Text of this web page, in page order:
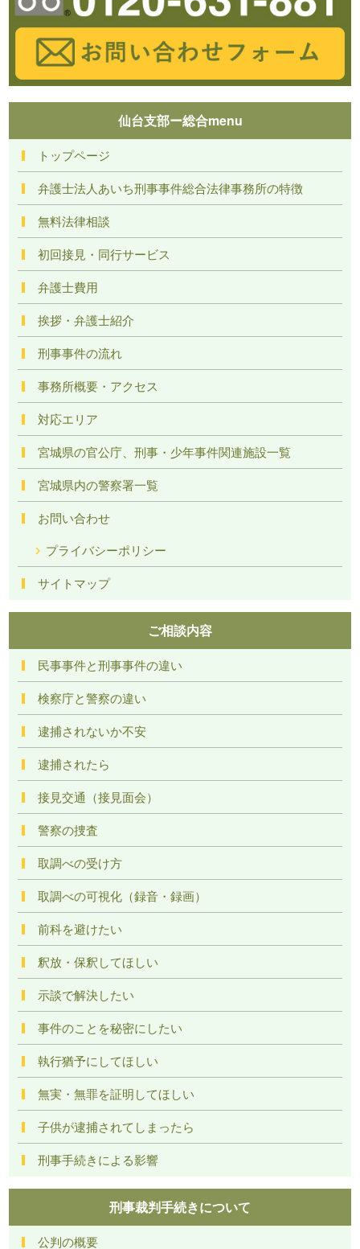
仙台支部ー総合menu
トップページ
弁護士法人あいち刑事事件総合法律事務所の特徴
無料法律相談
初回接見・同行サービス
弁護士費用
挨拶・弁護士紹介
刑事事件の流れ
事務所概要・アクセス
対応エリア
宮城県の官公庁、刑事・少年事件関連施設一覧
宮城県内の警察署一覧
お問い合わせ
プライバシーポリシー
サイトマップ
ご相談内容
民事事件と刑事事件の違い
検察庁と警察の違い
逮捕されないか不安
逮捕されたら
接見交通（接見面会）
警察の捜査
取調べの受け方
取調べの可視化（録音・録画）
前科を避けたい
釈放・保釈してほしい
示談で解決したい
事件のことを秘密にしたい
執行猶予にしてほしい
無実・無罪を証明してほしい
子供が逮捕されてしまったら
刑事手続きによる影響
刑事裁判手続きについて
公判の概要